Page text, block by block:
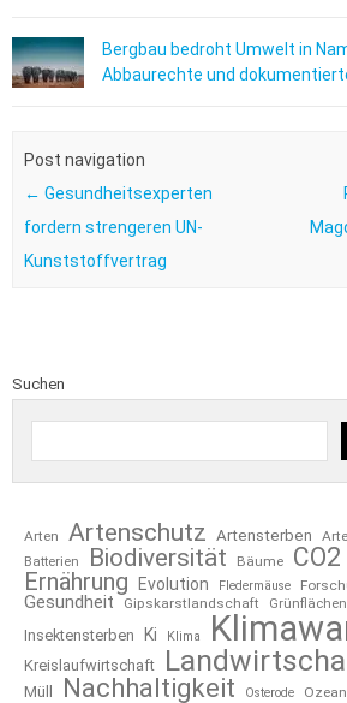
Bergbau bedroht Umwelt in
Abbaurechte und
Post navigation
← Gesundheitsexperten
fordern strengeren UN-
Kunststoffvertrag
Suchen
Arten Artenschutz Artensterben
Batterien
Biodiversität Bäume CO2
Ernährung
Evolution Fledermäuse
Gesundheit Gipskarstlandschaft
Insektensterben Ki Klima
Kreislaufwirtschaft
Müll
Nachhaltigkeit Osterode Ozean